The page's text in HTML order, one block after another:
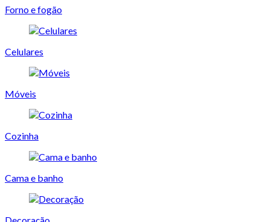
Forno e fogão
Celulares
Móveis
Cozinha
Cama e banho